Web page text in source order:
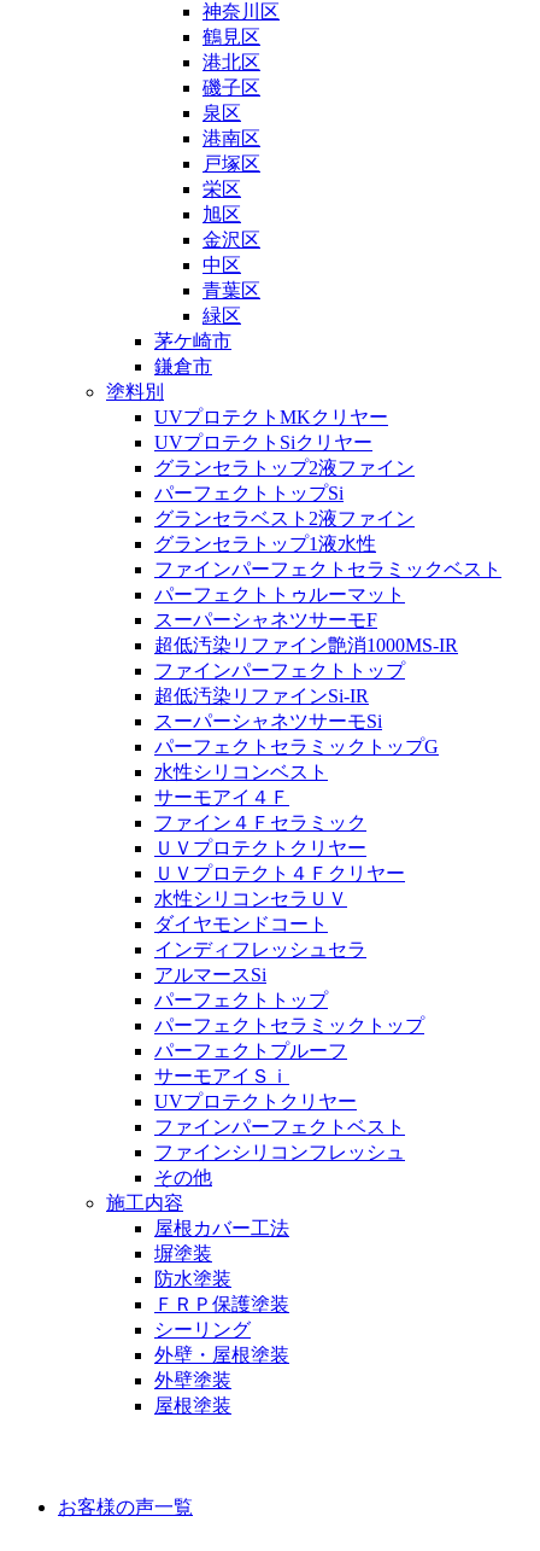
神奈川区
鶴見区
港北区
磯子区
泉区
港南区
戸塚区
栄区
旭区
金沢区
中区
青葉区
緑区
茅ケ崎市
鎌倉市
塗料別
UVプロテクトMKクリヤー
UVプロテクトSiクリヤー
グランセラトップ2液ファイン
パーフェクトトップSi
グランセラベスト2液ファイン
グランセラトップ1液水性
ファインパーフェクトセラミックベスト
パーフェクトトゥルーマット
スーパーシャネツサーモF
超低汚染リファイン艶消1000MS-IR
ファインパーフェクトトップ
超低汚染リファインSi-IR
スーパーシャネツサーモSi
パーフェクトセラミックトップG
水性シリコンベスト
サーモアイ４Ｆ
ファイン４Ｆセラミック
ＵＶプロテクトクリヤー
ＵＶプロテクト４Ｆクリヤー
水性シリコンセラＵＶ
ダイヤモンドコート
インディフレッシュセラ
アルマースSi
パーフェクトトップ
パーフェクトセラミックトップ
パーフェクトプルーフ
サーモアイＳｉ
UVプロテクトクリヤー
ファインパーフェクトベスト
ファインシリコンフレッシュ
その他
施工内容
屋根カバー工法
塀塗装
防水塗装
ＦＲＰ保護塗装
シーリング
外壁・屋根塗装
外壁塗装
屋根塗装
お客様の声一覧